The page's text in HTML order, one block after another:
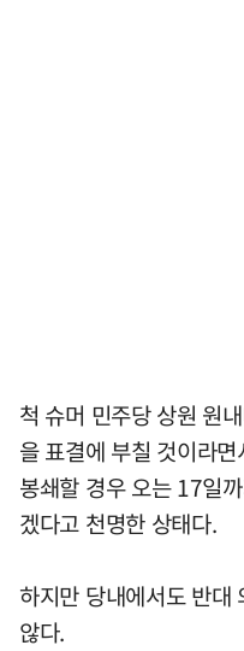
척 슈머 민주당 상원 원
을 표결에 부칠 것이라
봉쇄할 경우 오는 17일
겠다고 천명한 상태다.
하지만 당내에서도 반대
않다.